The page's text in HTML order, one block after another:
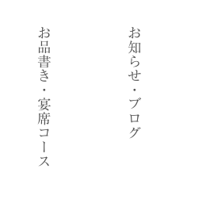
お品書き・宴席コース お知らせ・ブログ